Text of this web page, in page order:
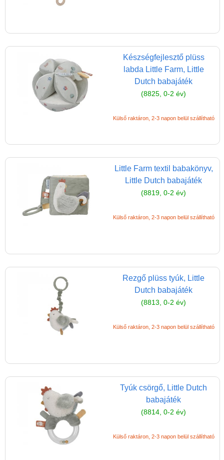
Készségfejlesztő plüss
labda Little Farm, Little
Dutch babajáték
(8825, 0-2 év)
Külső raktáron, 2-3 napon belül szállítható
Little Farm textil babakönyv,
Little Dutch babajáték
(8819, 0-2 év)
Külső raktáron, 2-3 napon belül szállítható
Rezgő plüss tyúk, Little
Dutch babajáték
(8813, 0-2 év)
Külső raktáron, 2-3 napon belül szállítható
Tyúk csörgő, Little Dutch
babajáték
(8814, 0-2 év)
Külső raktáron, 2-3 napon belül szállítható